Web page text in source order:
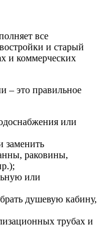
все
и старый
и коммерческих
– это правильное
или
заменить
раковины,
или
душевую кабину,
трубах и